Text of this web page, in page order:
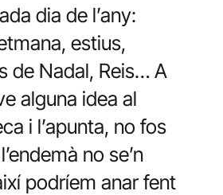
dia de l’any:
estius,
de Nadal, Reis… A
alguna idea al
i l’apunta, no fos
no se’n
podríem anar fent